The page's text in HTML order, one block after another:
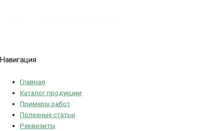
Навигация
Главная
Каталог продукции
Примеры работ
Полезные статьи
Реквизиты